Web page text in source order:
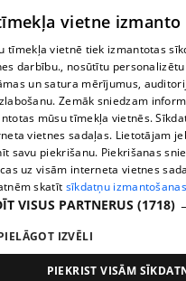
noteikumi
Komentāru pievienošana
TV programma
Līguma noteikumi
360 Ziņu kontakti
Helio Media
Portāla palīdzības dienests: e-
All rights reserved.
vietne izmanto
tīmekļa vietnē tiek izmantotas
darbību., nosūtītu
un satura mērījumus,
Zemāk sniedzam
mūsu tīmekļa vietnēs.
vietnes sadaļas. Lietotājam
savu piekrišanu. Piekrišanas
uz visām interneta vietnes
skatīt sīkdatņu
VISUS PARTNERUS (1718)
IZVĒLI
PIEKRIST VISĀM